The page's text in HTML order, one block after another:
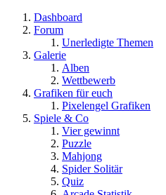
Dashboard
Forum
Unerledigte Themen
Galerie
Alben
Wettbewerb
Grafiken für euch
Pixelengel Grafiken
Spiele & Co
Vier gewinnt
Puzzle
Mahjong
Spider Solitär
Quiz